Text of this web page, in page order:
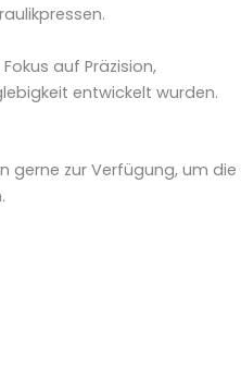
auf Präzision,
entwickelt wurden.
gerne zur Verfügung, um die